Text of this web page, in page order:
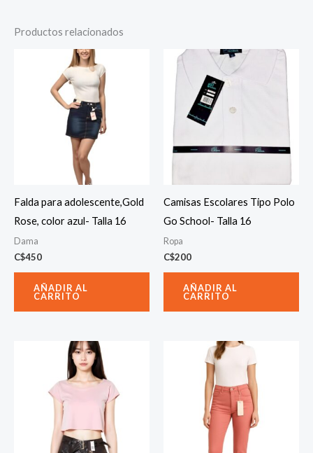
Productos relacionados
Falda para adolescente,Gold
Rose, color azul- Talla 16
Dama
C$450
AÑADIR AL
CARRITO
Camisas Escolares Tipo Polo
Go School- Talla 16
Ropa
C$200
AÑADIR AL
CARRITO